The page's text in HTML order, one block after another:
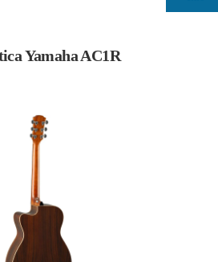
Yamaha AC1R